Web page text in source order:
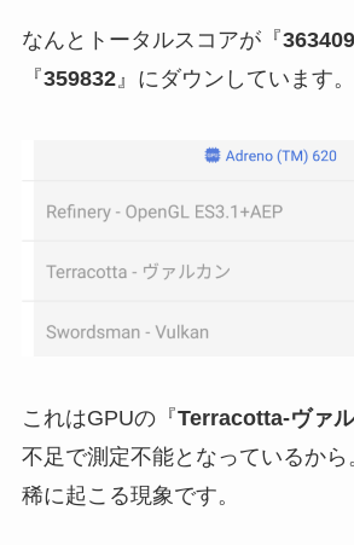
なんとトータルスコアが『363409
『359832』にダウンしています。
これはGPUの『Terracotta-ヴァ
不足で測定不能となっているから
稀に起こる現象です。